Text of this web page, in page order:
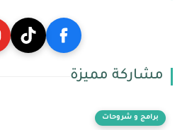
مشاركة مميزة
برامج و شروحات